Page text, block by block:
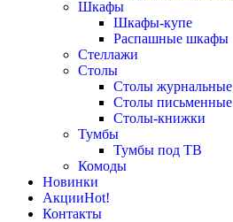
Шкафы
Шкафы-купе
Распашные шкафы
Стеллажи
Столы
Столы журнальные
Столы письменные
Столы-книжки
Тумбы
Тумбы под ТВ
Комоды
Новинки
АкцииHot!
Контакты